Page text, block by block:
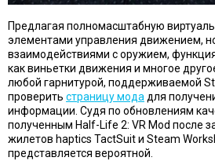
Предлагая полномасштабную
элементами управления движением,
взаимодействиями с оружием,
как виньетки движения и многое
любой гарнитурой, поддерживаемой
проверить страницу мода для
информации. Судя по обновлениям
полученным Half-Life 2: VR Mod после
жилетов haptics TactSuit и Steam
представляется вероятной.